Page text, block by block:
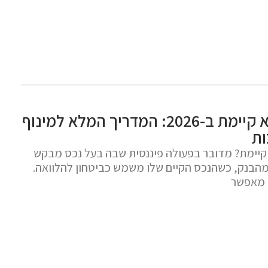
הגדלת משכנתא קיימת ב-2026: המדריך המלא למינוף
מדובר בפעולה פיננסית שבה בעל נכס מבקש
כשהנכס הקיים שלו משמש כביטחון להלוואה.
מאפשר